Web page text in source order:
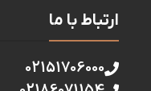
ارتباط با ما
02151706000